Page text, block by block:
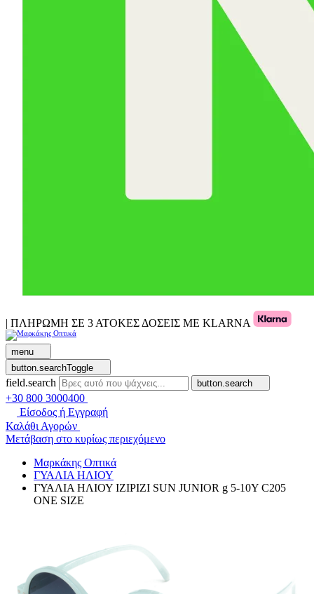
| ΠΛΗΡΩΜΗ ΣΕ 3 ΑΤΟΚΕΣ ΔΟΣΕΙΣ ΜΕ KLARNA
menu
button.searchToggle
field.search button.search
+30 800 3000400
Είσοδος ή Εγγραφή
Καλάθι Αγορών
Μετάβαση στο κυρίως περιεχόμενο
Μαρκάκης Οπτικά
ΓΥΑΛΙΑ ΗΛΙΟΥ
ΓΥΑΛΙΑ ΗΛΙΟΥ IZIPIZI SUN JUNIOR g 5-10Y C205
ONE SIZE